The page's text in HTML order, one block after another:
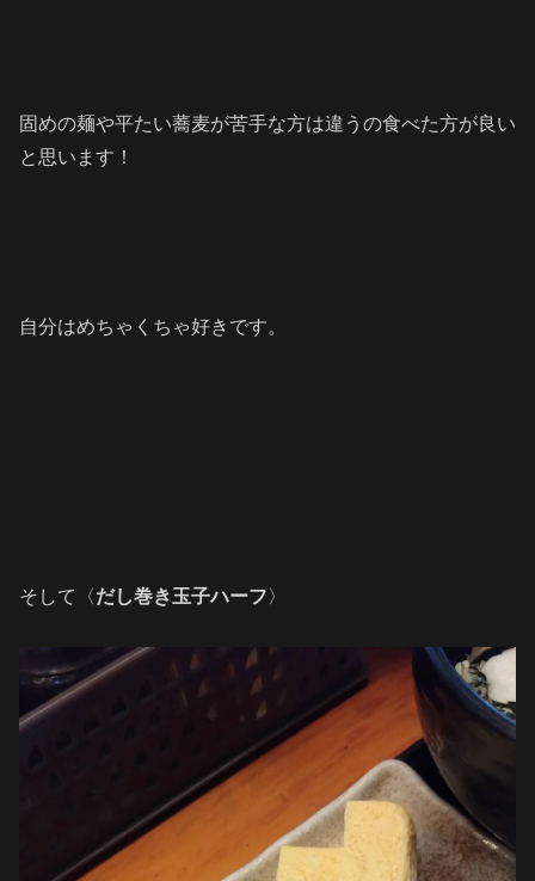
固めの麺や平たい蕎麦が苦手な方は違うの食べた方が良い
と思います！
自分はめちゃくちゃ好きです。
そして〈だし巻き玉子ハーフ〉